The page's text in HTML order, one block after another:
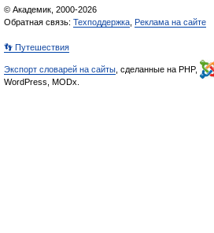
© Академик, 2000-2026
Обратная связь: Техподдержка Реклама на сайте
👣 Путешествия
Экспорт словарей на сайты , сделанные на PHP,
WordPress, MODx.